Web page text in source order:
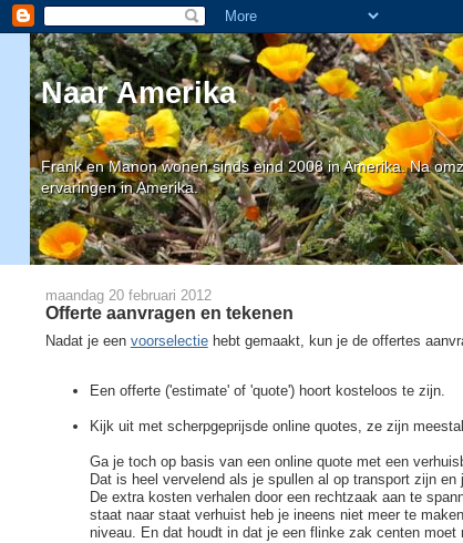
Naar Amerika
Frank en Manon wonen sinds eind 2008 in Amerika. Na
ervaringen in Amerika.
maandag 20 februari 2012
Offerte aanvragen en tekenen
Nadat je een voorselectiehebt gemaakt, kun je de offertes
Een offerte ('estimate' of 'quote') hoort kosteloos te zijn.
Kijk uit met scherpgeprijsde online quotes, ze zijn
Ga je toch op basis van een online quote met een
Dat is heel vervelend als je spullen al op transport zijn
De extra kosten verhalen door een rechtzaak aan te
staat naar staat verhuist heb je ineens niet meer te
niveau. En dat houdt in dat je een flinke zak centen